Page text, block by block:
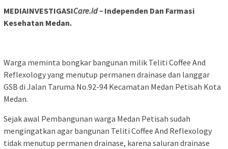
MEDIAINVESTIGASICare.id –Independen Dan Farmasi
Kesehatan Medan.
Warga meminta bongkar bangunan milik Teliti Coffee And
Reflexology yang menutup permanen drainase dan langgar
GSB di Jalan Taruma No.92-94 Kecamatan Medan Petisah Kota
Medan.
Sejak awal Pembangunan warga Medan Petisah sudah
mengingatkan agar bangunan Teliti Coffee And Reflexology
tidak menutup permanen drainase, karena saluran drainase